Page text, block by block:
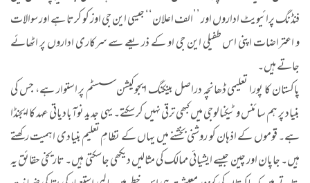
فنڈنگ پرائیویٹ اداروں اور ’’الف اعلان‘‘ جیسی این جی اوز کو کرتا ہے اور سوالات
و اعتراضات اپنی اس طفیلی این جی او کے ذریعے سے سرکاری اداروں پر اٹھائے
جاتے ہیں۔
پاکستان کا پورا تعلیمی ڈھانچہ دراصل بینکنگ ایجوکیشن سسٹم پر استوار ہے، جس کی
بنیاد پر ہم سائنس و ٹیکنالوجی میں کبھی ترقی نہیں کر سکتے۔ یہی جدید نوآبادیاتی عہد کا ایجنڈا
ہے۔ قوموں کے اذہان کو روشنی بخشنے میں یہاں کے نظامِ تعلیم بنیادی اہمیت رکھتے
ہیں۔ جاپان اور چین جیسے ایشیائی ممالک کی مثالیں دیکھی جاسکتی ہیں۔ تاریخی حقائق یہ